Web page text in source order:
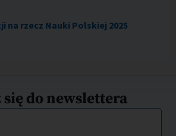
na rzecz Nauki Polskiej 2025
się do newslettera